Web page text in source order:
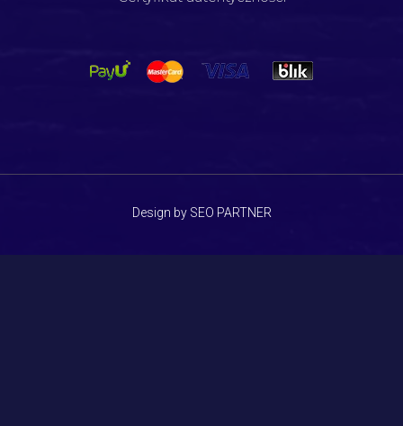
Design by SEO PARTNER